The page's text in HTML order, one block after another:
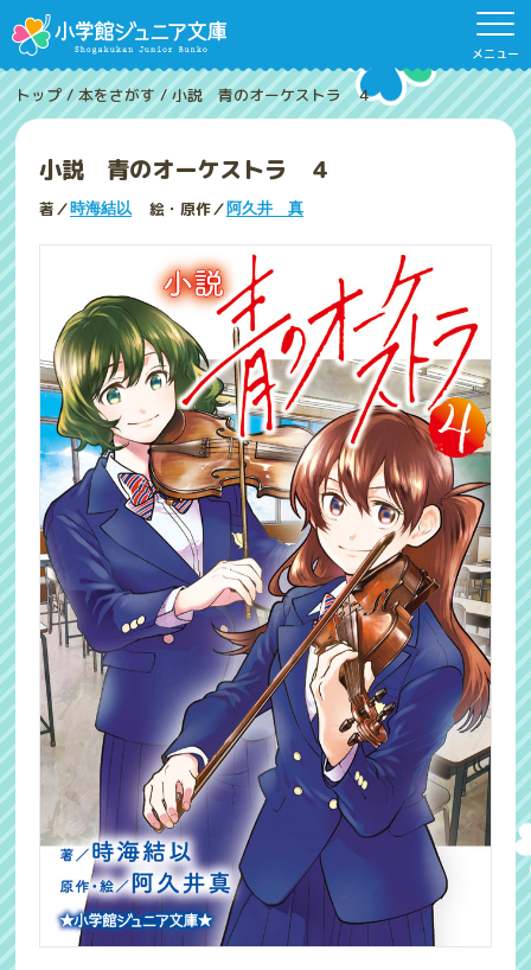
メニュー
トップ /本をさがす /小説 青のオーケストラ ４
小説 青のオーケストラ ４
著／時海結以 絵・原作／阿久井 真